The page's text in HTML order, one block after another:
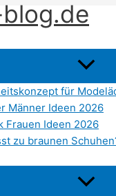
für
Männer Ideen 2026
Frauen Ideen 2026
zu braunen